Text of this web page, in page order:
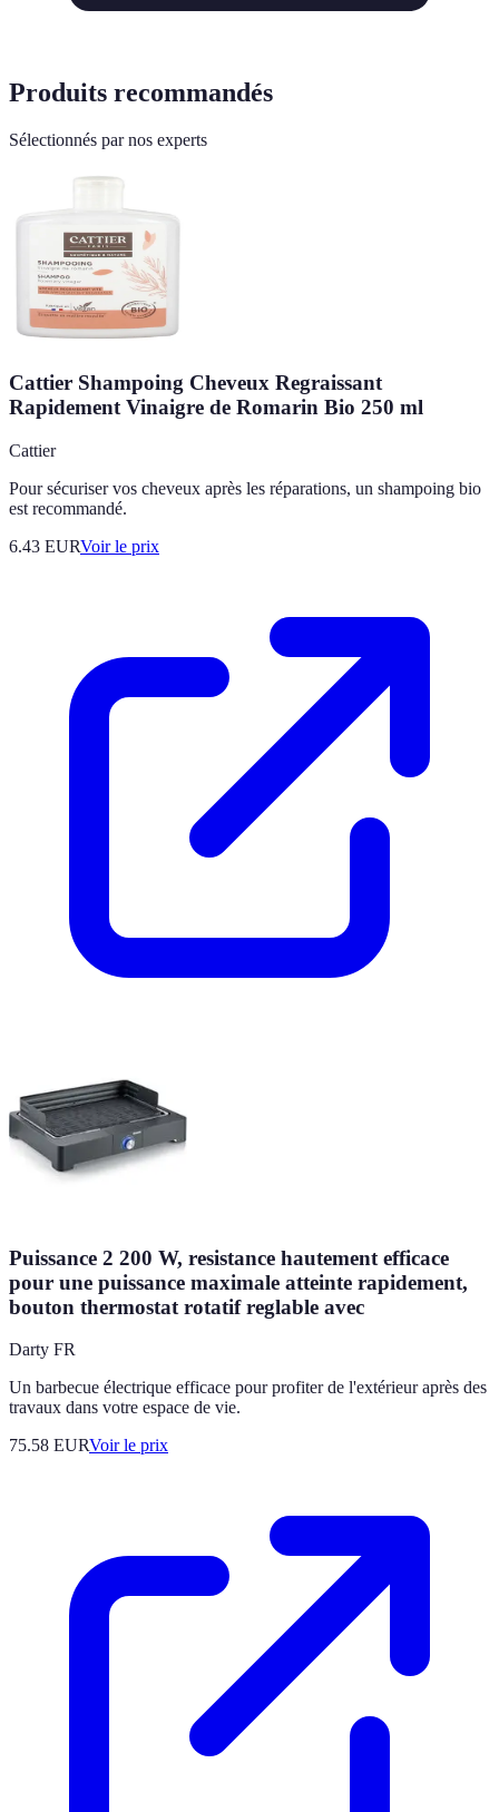
Produits recommandés
Sélectionnés par nos experts
Cattier Shampoing Cheveux Regraissant
Rapidement Vinaigre de Romarin Bio 250 ml
Cattier
Pour sécuriser vos cheveux après les réparations, un shampoing bio
est recommandé.
6.43 EURVoir le prix
Puissance 2 200 W, resistance hautement efficace
pour une puissance maximale atteinte rapidement,
bouton thermostat rotatif reglable avec
Darty FR
Un barbecue électrique efficace pour profiter de l'extérieur après des
travaux dans votre espace de vie.
75.58 EURVoir le prix